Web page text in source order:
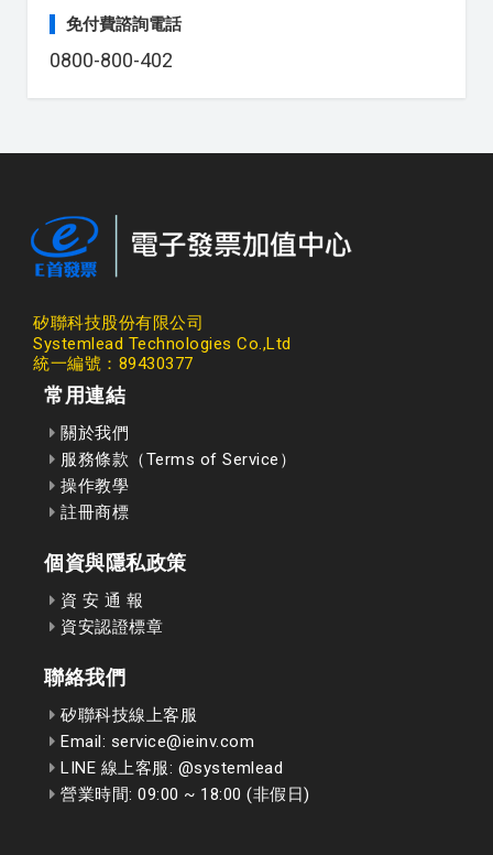
免付費諮詢電話
0800-800-402
矽聯科技股份有限公司
Systemlead Technologies Co.,Ltd
統一編號：89430377
常用連結
關於我們
服務條款（Terms of Service）
操作教學
註冊商標
個資與隱私政策
資 安 通 報
資安認證標章
聯絡我們
矽聯科技線上客服
Email: service@ieinv.com
LINE 線上客服: @systemlead
營業時間: 09:00 ~ 18:00 (非假日)